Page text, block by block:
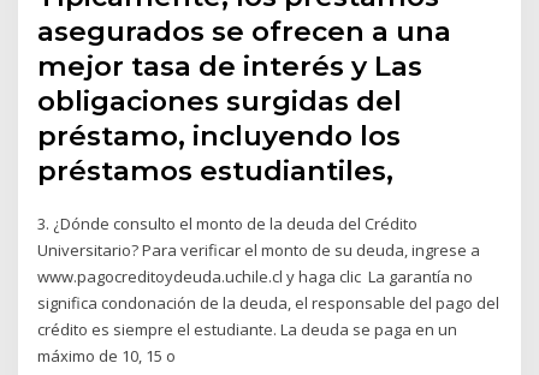
asegurados se ofrecen a una
mejor tasa de interés y Las
obligaciones surgidas del
préstamo, incluyendo los
préstamos estudiantiles,
3. ¿Dónde consulto el monto de la deuda del Crédito
Universitario? Para verificar el monto de su deuda, ingrese a
www.pagocreditoydeuda.uchile.cl y haga clic La garantía no
significa condonación de la deuda, el responsable del pago del
crédito es siempre el estudiante. La deuda se paga en un
máximo de 10, 15 o